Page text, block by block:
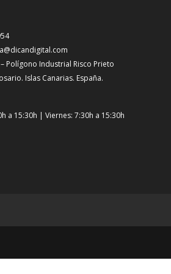
Polígono Industrial Risco Prieto
Islas Canarias. España.
a 15:30h | Viernes: 7:30h a 15:30h